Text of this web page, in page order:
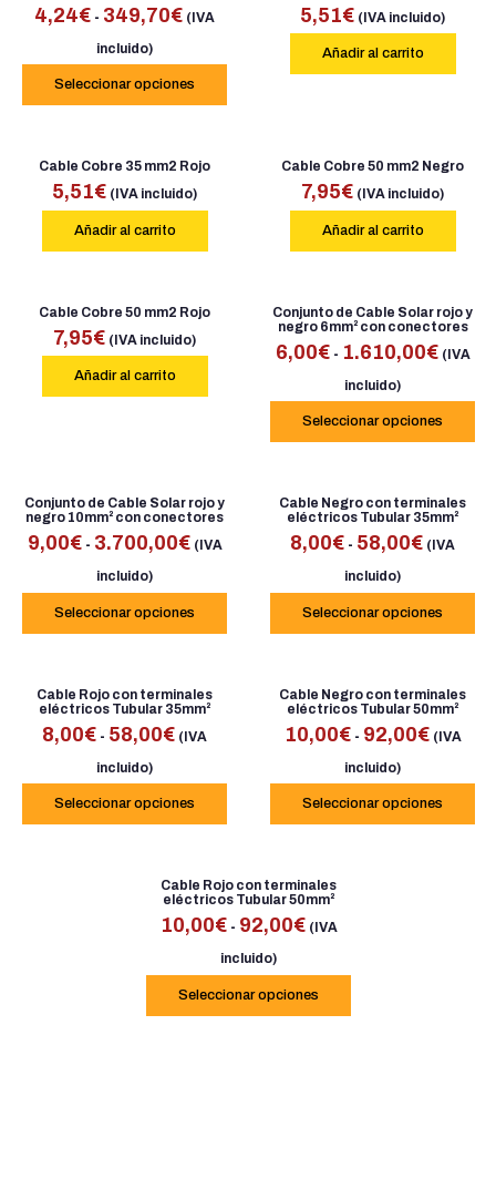
4,24€ - 349,70€ (IVA
incluido)
Seleccionar opciones
5,51€ (IVA incluido)
Añadir al carrito
Cable Cobre 35 mm2 Rojo
5,51€ (IVA incluido)
Añadir al carrito
Cable Cobre 50 mm2 Negro
7,95€ (IVA incluido)
Añadir al carrito
Cable Cobre 50 mm2 Rojo
7,95€ (IVA incluido)
Añadir al carrito
Conjunto de Cable Solar rojo y
negro 6mm² con conectores
6,00€ - 1.610,00€ (IVA
incluido)
Seleccionar opciones
Conjunto de Cable Solar rojo y
negro 10mm² con conectores
9,00€ - 3.700,00€ (IVA
incluido)
Seleccionar opciones
Cable Negro con terminales
eléctricos Tubular 35mm²
8,00€ - 58,00€ (IVA
incluido)
Seleccionar opciones
Cable Rojo con terminales
eléctricos Tubular 35mm²
8,00€ - 58,00€ (IVA
incluido)
Seleccionar opciones
Cable Negro con terminales
eléctricos Tubular 50mm²
10,00€ - 92,00€ (IVA
incluido)
Seleccionar opciones
Cable Rojo con terminales
eléctricos Tubular 50mm²
10,00€ - 92,00€ (IVA
incluido)
Seleccionar opciones